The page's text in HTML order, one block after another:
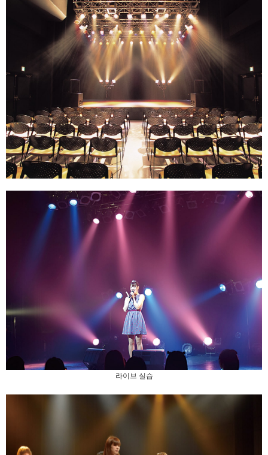
라이브 실습